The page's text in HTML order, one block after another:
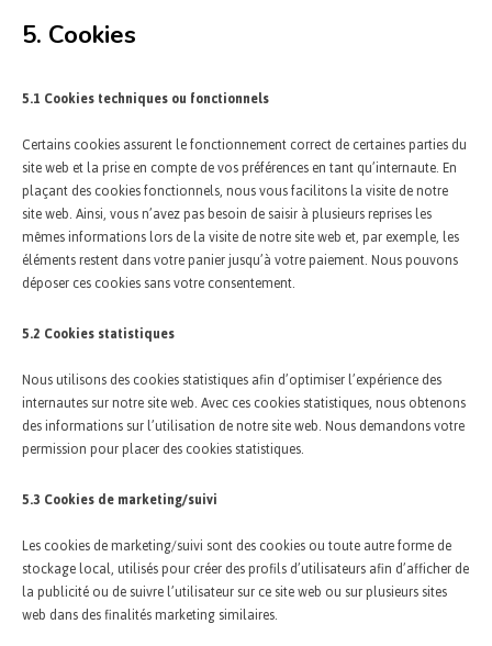
5. Cookies
5.1 Cookies techniques ou fonctionnels
Certains cookies assurent le fonctionnement correct de certaines parties du
site web et la prise en compte de vos préférences en tant qu’internaute. En
plaçant des cookies fonctionnels, nous vous facilitons la visite de notre
site web. Ainsi, vous n’avez pas besoin de saisir à plusieurs reprises les
mêmes informations lors de la visite de notre site web et, par exemple, les
éléments restent dans votre panier jusqu’à votre paiement. Nous pouvons
déposer ces cookies sans votre consentement.
5.2 Cookies statistiques
Nous utilisons des cookies statistiques afin d’optimiser l’expérience des
internautes sur notre site web. Avec ces cookies statistiques, nous obtenons
des informations sur l’utilisation de notre site web. Nous demandons votre
permission pour placer des cookies statistiques.
5.3 Cookies de marketing/suivi
Les cookies de marketing/suivi sont des cookies ou toute autre forme de
stockage local, utilisés pour créer des profils d’utilisateurs afin d’afficher de
la publicité ou de suivre l’utilisateur sur ce site web ou sur plusieurs sites
web dans des finalités marketing similaires.